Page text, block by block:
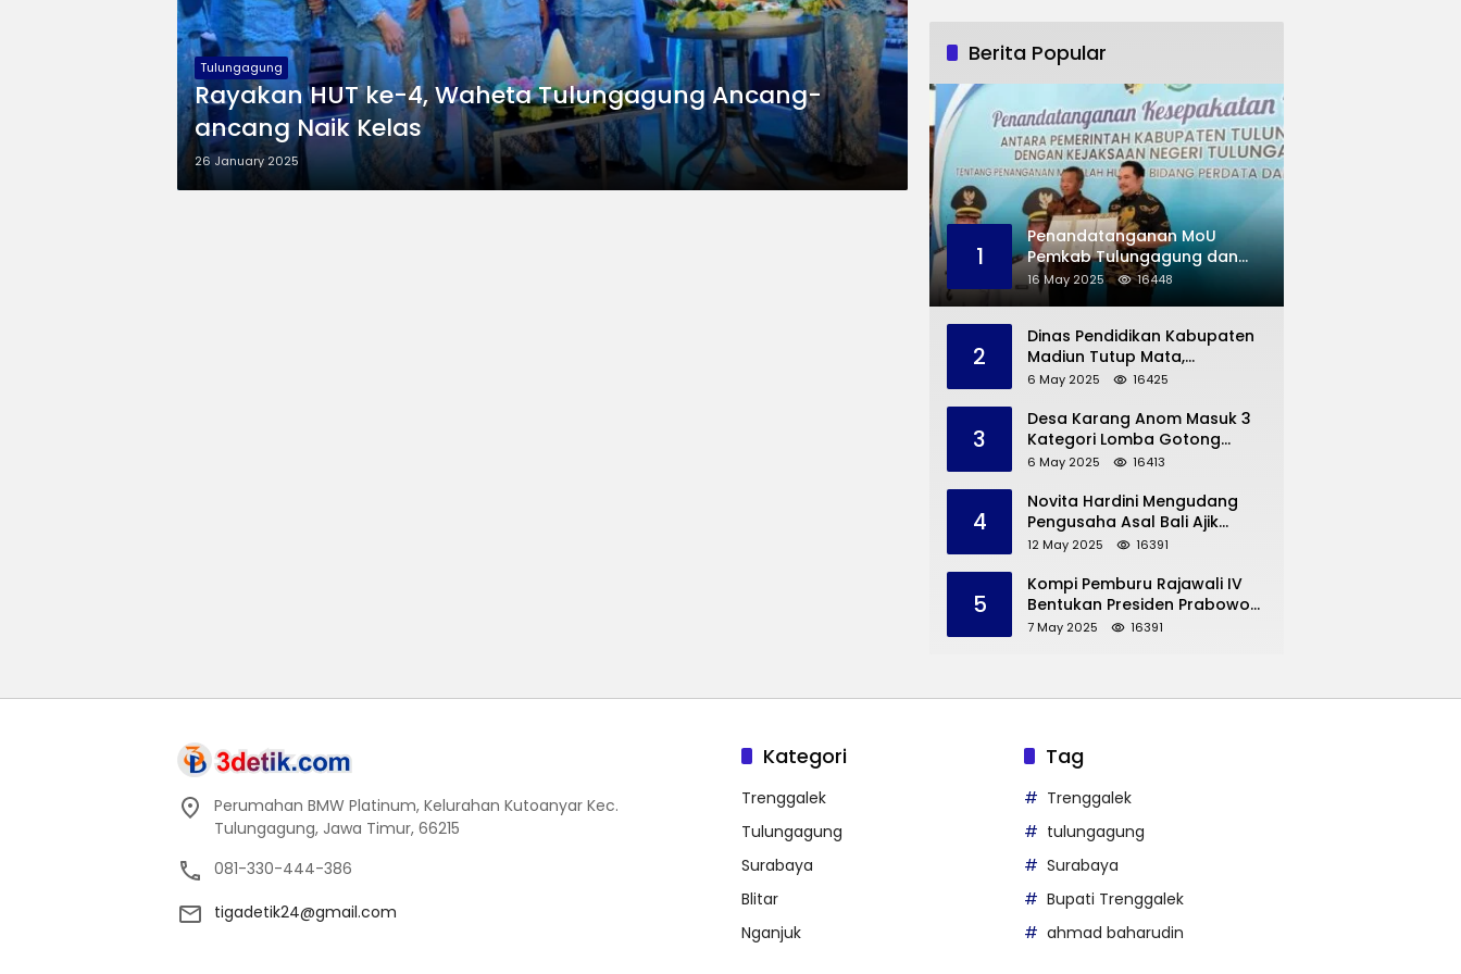
Tulungagung
Rayakan HUT ke-4, Waheta Tulungagung Ancang-
ancang Naik Kelas
26 January 2025
Berita Popular
1
Penandatanganan MoU
Pemkab Tulungagung dan
Kejaksaan Negeri
16 May 2025 16448
2
Dinas Pendidikan Kabupaten
Madiun Tutup Mata,
Bangunan SD Roboh Kades
Dana Pribadi
6 May 2025 16425
3
Desa Karang Anom Masuk 3
Kategori Lomba Gotong
Royong Provinsi Jatim, Ini
Trenggalek
6 May 2025 16413
4
Novita Hardini Mengudang
Pengusaha Asal Bali Ajik
Krisna, Berbagi Ilmu
dan UMKM Trenggalek
12 May 2025 16391
5
Kompi Pemburu Rajawali IV
Bentukan Presiden Prabowo
Reuni
7 May 2025 16391
Perumahan BMW Platinum, Kelurahan Kutoanyar Kec.
Tulungagung, Jawa Timur, 66215
081-330-444-386
tigadetik24@gmail.com
Kategori
Trenggalek
Tulungagung
Surabaya
Blitar
Nganjuk
Tag
Trenggalek
tulungagung
Surabaya
Bupati Trenggalek
ahmad baharudin